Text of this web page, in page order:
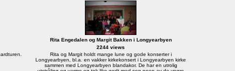
Rita Engedalen og Margit Bakken i Longyearbyen
2244 views
Rita og Margit holdt mange lune og gode konserter i
Longyearbyen, bl.a. en vakker kirkekonsert i Longyearbyen kirke
sammen med Longyearbyen blandakor. De har en utrolig